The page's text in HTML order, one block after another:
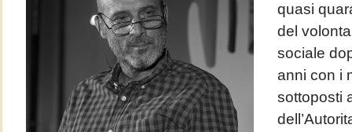
quasi
del
sociale
anni con i
sottoposti